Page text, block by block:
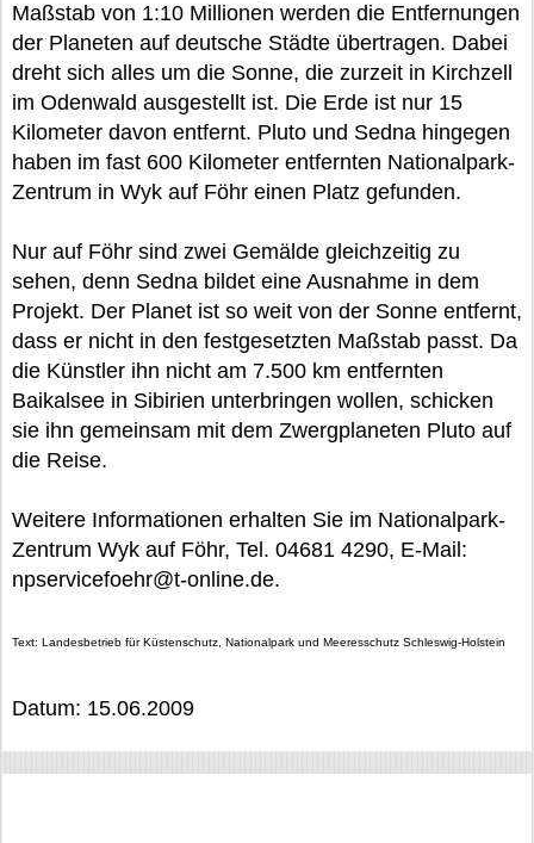
Maßstab von 1:10 Millionen werden die Entfernungen
der Planeten auf deutsche Städte übertragen. Dabei
dreht sich alles um die Sonne, die zurzeit in Kirchzell
im Odenwald ausgestellt ist. Die Erde ist nur 15
Kilometer davon entfernt. Pluto und Sedna hingegen
haben im fast 600 Kilometer entfernten Nationalpark-
Zentrum in Wyk auf Föhr einen Platz gefunden.
Nur auf Föhr sind zwei Gemälde gleichzeitig zu
sehen, denn Sedna bildet eine Ausnahme in dem
Projekt. Der Planet ist so weit von der Sonne entfernt,
dass er nicht in den festgesetzten Maßstab passt. Da
die Künstler ihn nicht am 7.500 km entfernten
Baikalsee in Sibirien unterbringen wollen, schicken
sie ihn gemeinsam mit dem Zwergplaneten Pluto auf
die Reise.
Weitere Informationen erhalten Sie im Nationalpark-
Zentrum Wyk auf Föhr, Tel. 04681 4290, E-Mail:
npservicefoehr@t-online.de.
Text: Landesbetrieb für Küstenschutz, Nationalpark und Meeresschutz Schleswig-Holstein
Datum: 15.06.2009